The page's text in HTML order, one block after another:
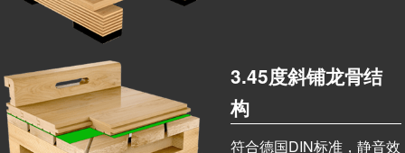
3.45度斜铺龙骨结
构
符合德国DIN标准，静音效